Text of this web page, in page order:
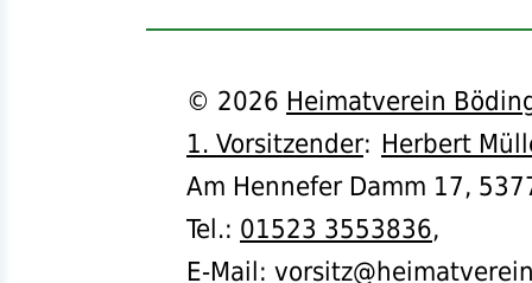
© 2026 Heimatverein
1. Vorsitzender: Herbert
Am Hennefer Damm 17,
Tel.: 01523 3553836,
E-Mail: